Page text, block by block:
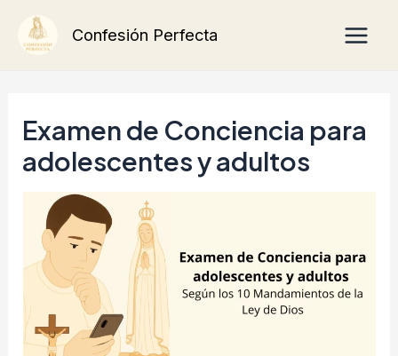
Confesión Perfecta
Examen de Conciencia para
adolescentes y adultos